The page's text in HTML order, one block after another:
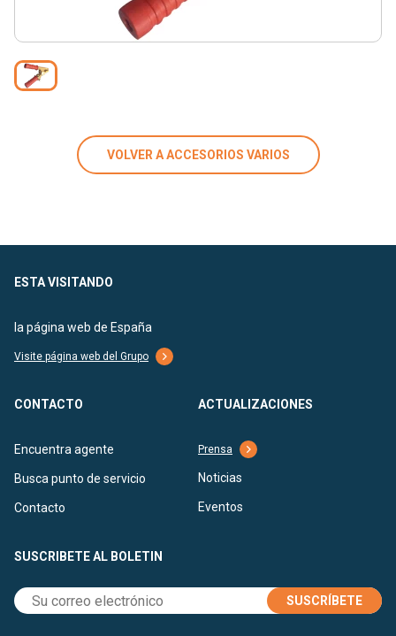
VOLVER A ACCESORIOS VARIOS
ESTA VISITANDO
la página web de España
Visite página web del Grupo
CONTACTO
Encuentra agente
Busca punto de servicio
Contacto
ACTUALIZACIONES
Prensa
Noticias
Eventos
SUSCRIBETE AL BOLETIN
SUSCRÍBETE